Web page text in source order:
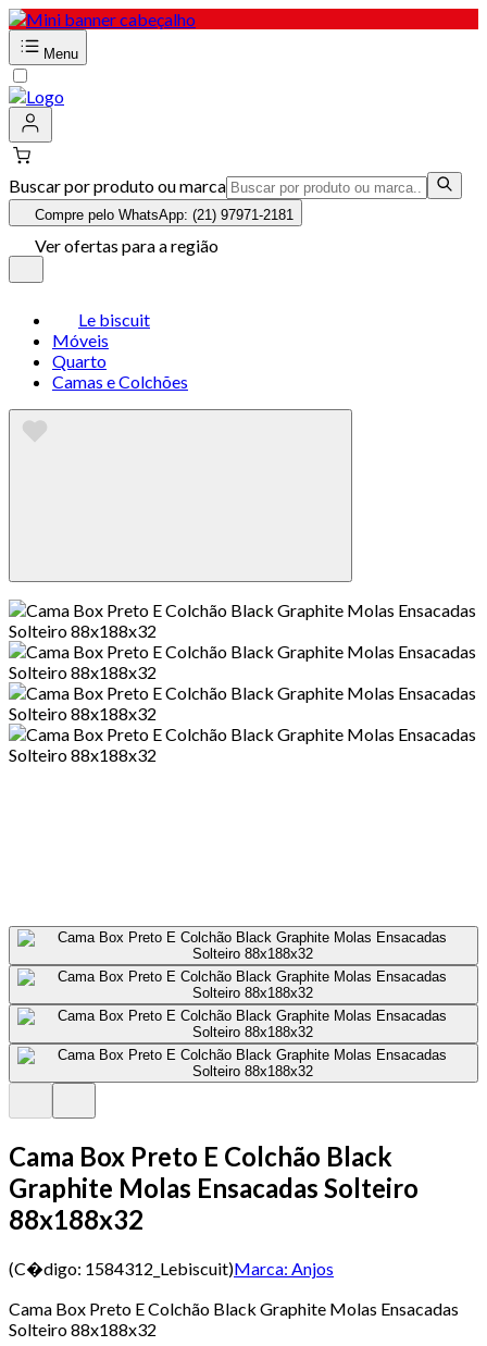
Menu
Buscar por produto ou marca
Compre pelo WhatsApp: (21) 97971-2181
Ver ofertas para a região
Le biscuit
Móveis
Quarto
Camas e Colchões
Cama Box Preto E Colchão Black
Graphite Molas Ensacadas Solteiro
88x188x32
(C�digo: 1584312_Lebiscuit)Marca: Anjos
Cama Box Preto E Colchão Black Graphite Molas Ensacadas
Solteiro 88x188x32